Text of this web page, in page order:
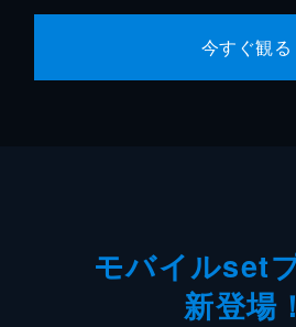
今すぐ観る
モバイルset
新登場！